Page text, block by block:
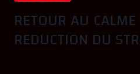
RETOUR AU
REDUCTION DU